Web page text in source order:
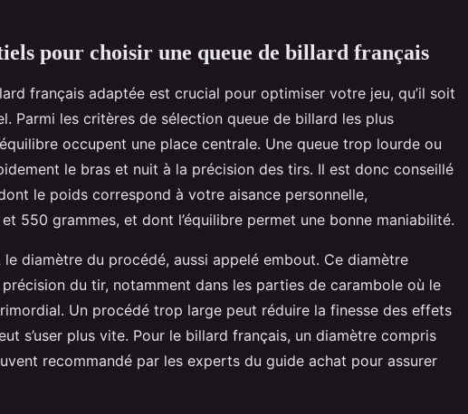
pour choisir une queue de billard français
français adaptée est crucial pour optimiser votre jeu, qu’il soit
Parmi les critères de sélection queue de billard les plus
occupent une place centrale. Une queue trop lourde ou
le bras et nuit à la précision des tirs. Il est donc conseillé
le poids correspond à votre aisance personnelle,
550 grammes, et dont l’équilibre permet une bonne maniabilité.
diamètre du procédé, aussi appelé embout. Ce diamètre
du tir, notamment dans les parties de carambole où le
Un procédé trop large peut réduire la finesse des effets
s’user plus vite. Pour le billard français, un diamètre compris
recommandé par les experts du guide achat pour assurer